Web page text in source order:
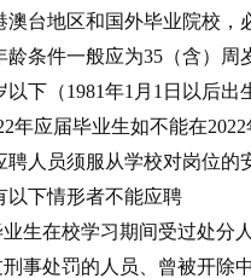
澳台地区和国外毕业院校
龄条件一般应为35（含）周
下（1981年1月1日以后出
年应届毕业生如不能在
聘人员须服从学校对岗位的
以下情形者不能应聘
生在校学习期间受过处分人
刑事处罚的人员
曾被开除